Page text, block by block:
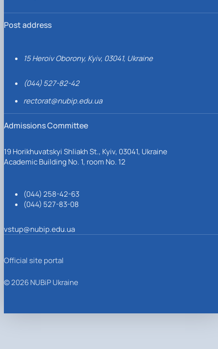
Post address
15 Heroiv Oborony, Kyiv, 03041, Ukraine
(044) 527-82-42
rectorat@nubip.edu.ua
Admissions Committee
19 Horikhuvatskyi Shliakh St., Kyiv, 03041, Ukraine
Academic Building No. 1, room No. 12
(044) 258-42-63
(044) 527-83-08
vstup@nubip.edu.ua
Official site portal
© 2026 NUBiP Ukraine